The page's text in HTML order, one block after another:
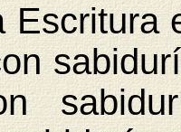
Escritura